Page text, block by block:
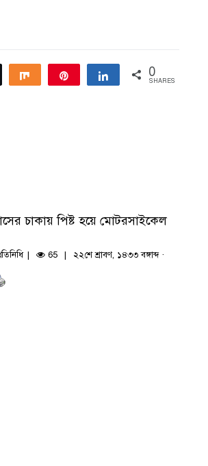
Tweet Share Share 0
SHARES
চাকায় পিষ্ট হয়ে মোটরসাইকেল
65 ২২শে শ্রাবণ, ১৪৩৩ বঙ্গাব্দ ·